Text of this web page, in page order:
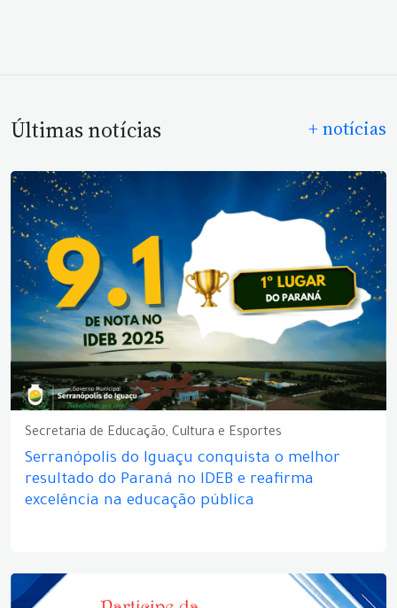
Últimas notícias + notícias
Secretaria de Educação, Cultura e Esportes
Serranópolis do Iguaçu conquista o melhor
resultado do Paraná no IDEB e reafirma
excelência na educação pública